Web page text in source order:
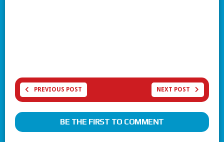
PREVIOUS POST NEXT POST
BE THE FIRST TO COMMENT